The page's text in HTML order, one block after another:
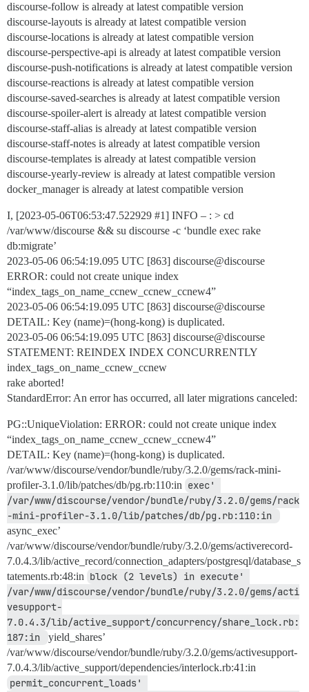
discourse-follow is already at latest compatible version
discourse-layouts is already at latest compatible version
discourse-locations is already at latest compatible version
discourse-perspective-api is already at latest compatible version
discourse-push-notifications is already at latest compatible version
discourse-reactions is already at latest compatible version
discourse-saved-searches is already at latest compatible version
discourse-spoiler-alert is already at latest compatible version
discourse-staff-alias is already at latest compatible version
discourse-staff-notes is already at latest compatible version
discourse-templates is already at latest compatible version
discourse-yearly-review is already at latest compatible version
docker_manager is already at latest compatible version
I, [2023-05-06T06:53:47.522929 #1] INFO – : > cd
/var/www/discourse && su discourse -c ‘bundle exec rake
db:migrate’
2023-05-06 06:54:19.095 UTC [863] discourse@discourse
ERROR: could not create unique index
“index_tags_on_name_ccnew_ccnew_ccnew4”
2023-05-06 06:54:19.095 UTC [863] discourse@discourse
DETAIL: Key (name)=(hong-kong) is duplicated.
2023-05-06 06:54:19.095 UTC [863] discourse@discourse
STATEMENT: REINDEX INDEX CONCURRENTLY
index_tags_on_name_ccnew_ccnew
rake aborted!
StandardError: An error has occurred, all later migrations canceled:
PG::UniqueViolation: ERROR: could not create unique index
“index_tags_on_name_ccnew_ccnew_ccnew4”
DETAIL: Key (name)=(hong-kong) is duplicated.
/var/www/discourse/vendor/bundle/ruby/3.2.0/gems/rack-mini-
profiler-3.1.0/lib/patches/db/pg.rb:110:in exec'
/var/www/discourse/vendor/bundle/ruby/3.2.0/gems/rack
async_exec’
/var/www/discourse/vendor/bundle/ruby/3.2.0/gems/activerecord-
7.0.4.3/lib/active_record/connection_adapters/postgresql/database_s
tatements.rb:48:in block (2 levels) in execute'
/var/www/discourse/vendor/bundle/ruby/3.2.0/gems/acti
vesupport-
7.0.4.3/lib/active_support/concurrency/share_lock.rb:
187:in
yield_shares’
/var/www/discourse/vendor/bundle/ruby/3.2.0/gems/activesupport-
7.0.4.3/lib/active_support/dependencies/interlock.rb:41:in
permit_concurrent_loads'